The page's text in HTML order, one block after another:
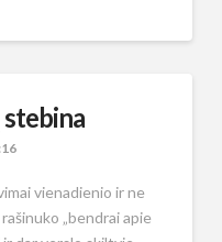
vienadienio ir ne
„bendrai apie